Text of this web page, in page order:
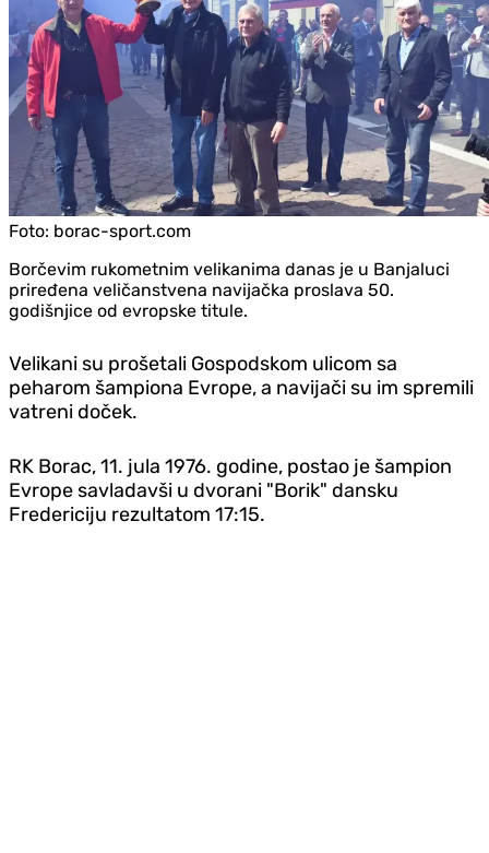
Foto: borac-sport.com
Borčevim rukometnim velikanima danas je u Banjaluci
priređena veličanstvena navijačka proslava 50.
godišnjice od evropske titule.
Velikani su prošetali Gospodskom ulicom sa
peharom šampiona Evrope, a navijači su im spremili
vatreni doček.
RK Borac, 11. jula 1976. godine, postao je šampion
Evrope savladavši u dvorani "Borik" dansku
Fredericiju rezultatom 17:15.